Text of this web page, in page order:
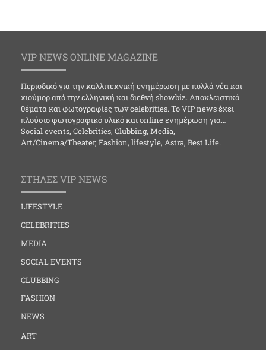
VIP NEWS ONLINE MAGAZINE
Περιοδικό για την καλλιτεχνική ενημέρωση με πολλά νέα και
χιούμορ από την ελληνική και διεθνή showbiz. Αποκλειστικά
θέματα και φωτογραφίες των celebrities. Το VIP news έχει
πλούσιο φωτογραφικό υλικό και online ενημέρωση για…
Social events, Celebrities, Clubbing, Media,
Art/Cinema/Theater, Fashion, lifestyle, Astra, Best Life.
ΣΤΗΛΕΣ VIP NEWS
LIFESTYLE
CELEBRITIES
MEDIA
SOCIAL EVENTS
CLUBBING
FASHION
NEWS
ART